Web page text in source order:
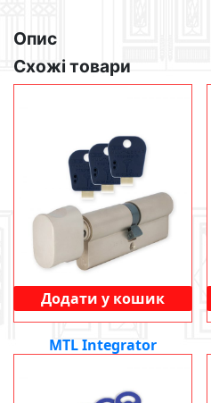
Опис
Схожі товари
MTL Integrator
Додати у кошик